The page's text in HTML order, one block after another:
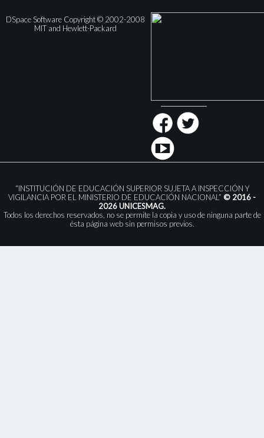
DSpace Software Copyright © 2002-2008
MIT and Hewlett-Packard
“INSTITUCIÓN DE EDUCACIÓN SUPERIOR SUJETA A INSPECCIÓN Y
VIGILANCIA POR EL MINISTERIO DE EDUCACIÓN NACIONAL” © 2016 -
2026 UNICESMAG.
Todos los derechos reservados, no se permite la copia y uso de ninguna parte de
ésta página web sin permisos previos.